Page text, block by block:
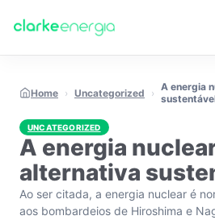
Home › Uncategorized › A energia
UNCATEGORIZED
A energia
alternativa
Ao ser citada, a energia nuclear é
aos bombardeios de Hiroshima e